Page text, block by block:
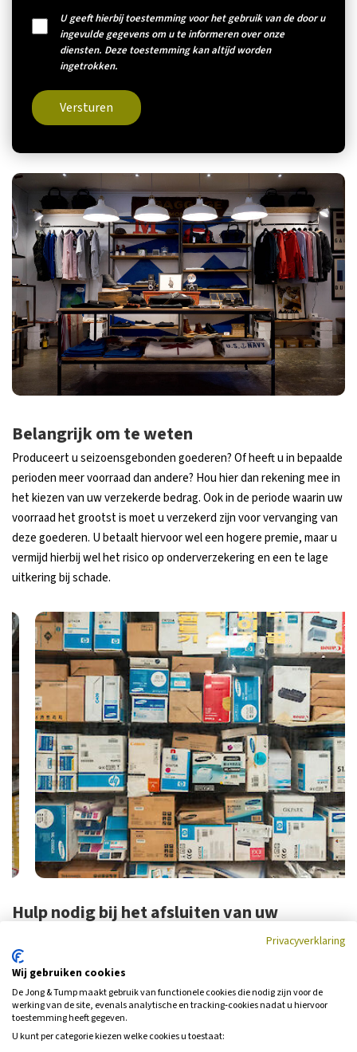
U geeft hierbij toestemming voor het gebruik van de door u
ingevulde gegevens om u te informeren over onze
diensten. Deze toestemming kan altijd worden
ingetrokken.
Versturen
Belangrijk om te weten
Produceert u seizoensgebonden goederen? Of heeft u in bepaalde
perioden meer voorraad dan andere? Hou hier dan rekening mee in
het kiezen van uw verzekerde bedrag. Ook in de periode waarin uw
voorraad het grootst is moet u verzekerd zijn voor vervanging van
deze goederen. U betaalt hiervoor wel een hogere premie, maar u
vermijd hierbij wel het risico op onderverzekering en een te lage
uitkering bij schade.
Hulp nodig bij het afsluiten van uw
inventaris- en goederenverzekering?
Weet u niet precies waar u op moet letten bij het afsluiten van een
inventaris- en goederenverzekering? Wilt u advies over de hoogte
van uw inventaris- en goederenverzekering? Neem dan contact op
met een adviseur van de Jong & Tump in Ilpendam. Een zakelijk
adviseur van de Jong & Tump helpt u graag verder.
Privacyverklaring
Wij gebruiken cookies
De Jong & Tump maakt gebruik van functionele cookies die nodig zijn voor de
werking van de site, evenals analytische en tracking‑cookies nadat u hiervoor
toestemming heeft gegeven.
U kunt per categorie kiezen welke cookies u toestaat: